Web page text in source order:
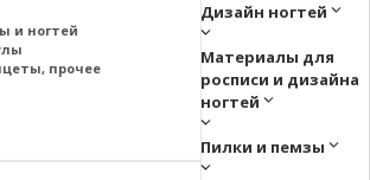
и ногтей
прочее
Дизайн ногтей
Материалы для
росписи и дизайна
ногтей
Пилки и пемзы